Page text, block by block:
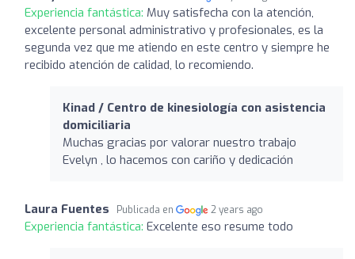
Experiencia fantástica: Muy satisfecha con la atención,
excelente personal administrativo y profesionales, es la
segunda vez que me atiendo en este centro y siempre he
recibido atención de calidad, lo recomiendo.
Kinad / Centro de kinesiología con asistencia
domiciliaria
Muchas gracias por valorar nuestro trabajo
Evelyn , lo hacemos con cariño y dedicación
Laura Fuentes Publicada en 2 years ago
Experiencia fantástica: Excelente eso resume todo